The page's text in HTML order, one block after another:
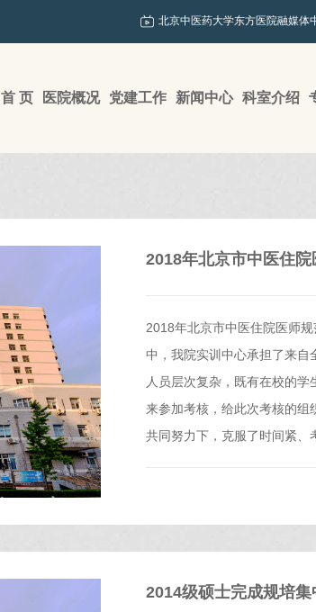
北京中医药大学东方医院融媒体
首 页 医院概况 党建工作 新闻中心 科室介绍
2018年北京市中医住
2018年北京市中医住院医师
中，我院实训中心承担了来自
人员层次复杂，既有在校的
来参加考核，给此次考核的组
共同努力下，克服了时间紧、
2014级硕士完成规培